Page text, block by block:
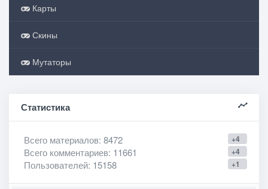
Карты
Скины
Мутаторы
Статистика
+4
Всего материалов: 8472
+4
Всего комментариев: 11661
+1
Пользователей: 15158